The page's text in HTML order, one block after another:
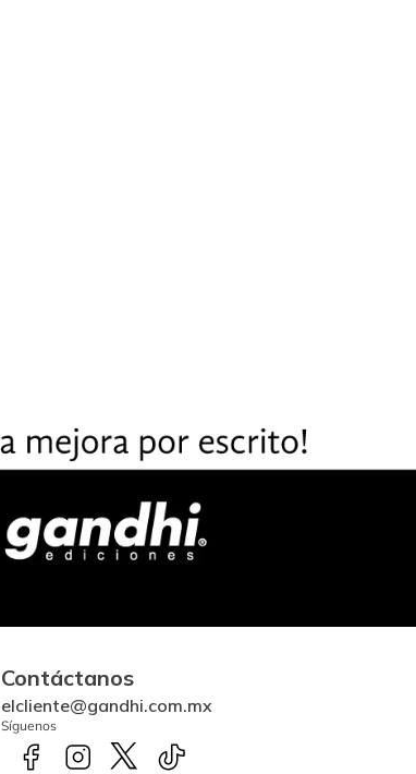
Contáctanos
elcliente@gandhi.com.mx
Síguenos